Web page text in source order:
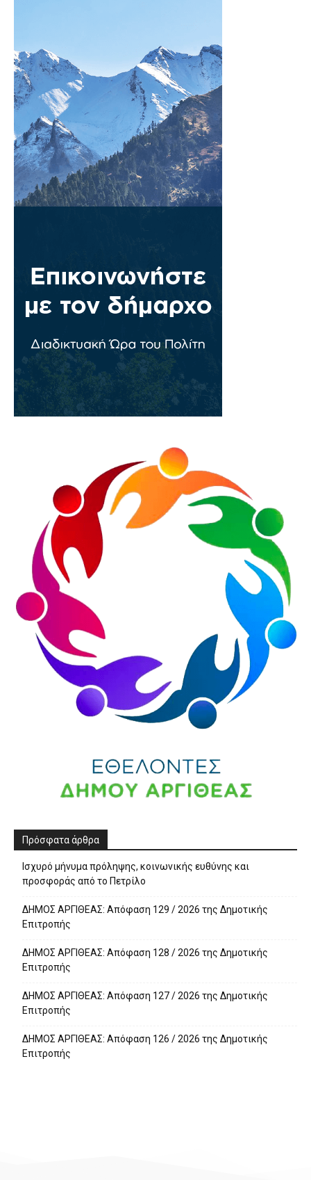
Πρόσφατα άρθρα
Ισχυρό μήνυμα πρόληψης, κοινωνικής ευθύνης και
προσφοράς από το Πετρίλο
ΔΗΜΟΣ ΑΡΓΙΘΕΑΣ: Απόφαση 129 / 2026 της Δημοτικής
Επιτροπής
ΔΗΜΟΣ ΑΡΓΙΘΕΑΣ: Απόφαση 128 / 2026 της Δημοτικής
Επιτροπής
ΔΗΜΟΣ ΑΡΓΙΘΕΑΣ: Απόφαση 127 / 2026 της Δημοτικής
Επιτροπής
ΔΗΜΟΣ ΑΡΓΙΘΕΑΣ: Απόφαση 126 / 2026 της Δημοτικής
Επιτροπής